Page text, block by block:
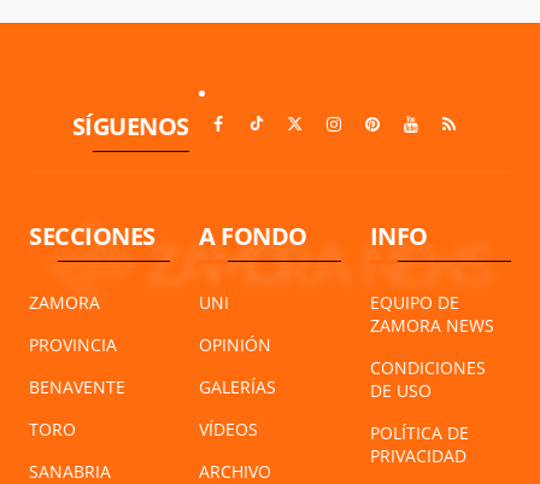
SÍGUENOS
SECCIONES
ZAMORA
PROVINCIA
BENAVENTE
TORO
SANABRIA
A FONDO
UNI
OPINIÓN
GALERÍAS
VÍDEOS
ARCHIVO
INFO
EQUIPO DE
ZAMORA NEWS
CONDICIONES
DE USO
POLÍTICA DE
PRIVACIDAD